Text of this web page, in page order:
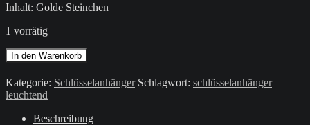
Inhalt: Golde Steinchen
1 vorrätig
Schlüsselanhänger
/
Lila
/
Goldene
Steinchen
In den Warenkorb
Kategorie: Schlüsselanhänger Schlagwort: schlüsselanhänger
leuchtend
Beschreibung